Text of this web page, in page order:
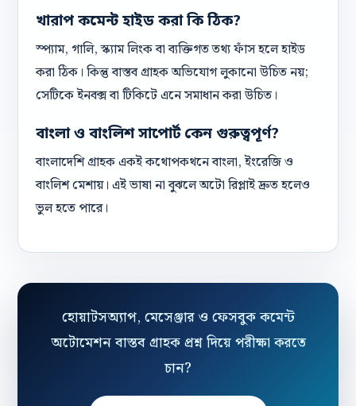
খারাপ কমেন্ট হাইড করা কি ঠিক?
স্প্যাম, গালি, স্ক্যাম লিংক বা ব্যক্তিগত তথ্য ফাঁস হলে হাইড
করা ঠিক। কিন্তু বাস্তব গ্রাহক অভিযোগ লুকানো উচিত নয়;
সেটিকে ইনবক্স বা টিকিটে এনে সমাধান করা উচিত।
বাংলা ও বাংলিশ সাপোর্ট কেন গুরুত্বপূর্ণ?
বাংলাদেশি গ্রাহক একই কথোপকথনে বাংলা, ইংরেজি ও
বাংলিশ মেশায়। এই ভাষা না বুঝলে অটো রিপ্লাই দ্রুত হলেও
ভুল হতে পারে।
হোয়াটসঅ্যাপ, মেসেঞ্জার ও ফেসবুক কমেন্ট
অটোমেশন বাস্তব গ্রাহক প্রশ্ন দিয়ে পরীক্ষা করতে
চান?